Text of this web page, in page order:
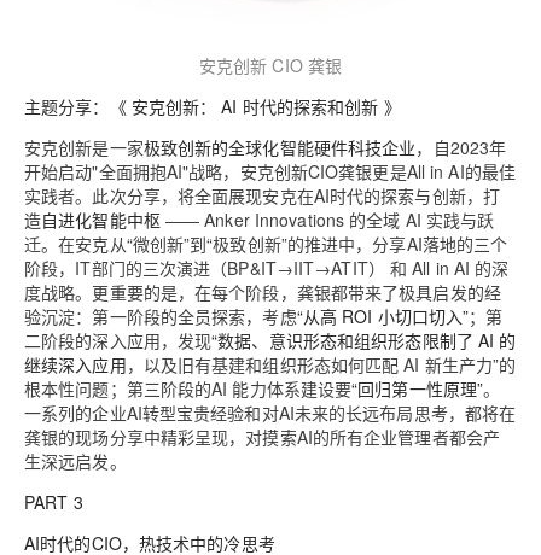
安克创新 CIO 龚银
主题分享：《 安克创新： AI 时代的探索和创新 》
安克创新是一家极致创新的全球化智能硬件科技企业，自2023年
开始启动"全面拥抱AI"战略，安克创新CIO龚银更是All in AI的最佳
实践者。此次分享，将全面展现安克在AI时代的探索与创新，打
造自进化智能中枢—— Anker Innovations 的全域 AI 实践与跃
迁。在安克从“微创新”到“极致创新”的推进中，分享AI落地的三个
阶段，IT部门的三次演进（BP&IT→IIT→ATIT） 和 All in AI 的深
度战略。更重要的是，在每个阶段，龚银都带来了极具启发的经
验沉淀：第一阶段的全员探索，考虑“从高 ROI 小切口切入”；第
二阶段的深入应用，发现“数据、意识形态和组织形态限制了 AI 的
继续深入应用，以及旧有基建和组织形态如何匹配 AI 新生产力”的
根本性问题；第三阶段的AI 能力体系建设要“回归第一性原理”。
一系列的企业AI转型宝贵经验和对AI未来的长远布局思考，都将在
龚银的现场分享中精彩呈现，对摸索AI的所有企业管理者都会产
生深远启发。
PART 3
AI时代的CIO，热技术中的冷思考